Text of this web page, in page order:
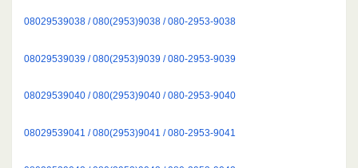
08029539038 / 080(2953)9038 / 080-2953-9038
08029539039 / 080(2953)9039 / 080-2953-9039
08029539040 / 080(2953)9040 / 080-2953-9040
08029539041 / 080(2953)9041 / 080-2953-9041